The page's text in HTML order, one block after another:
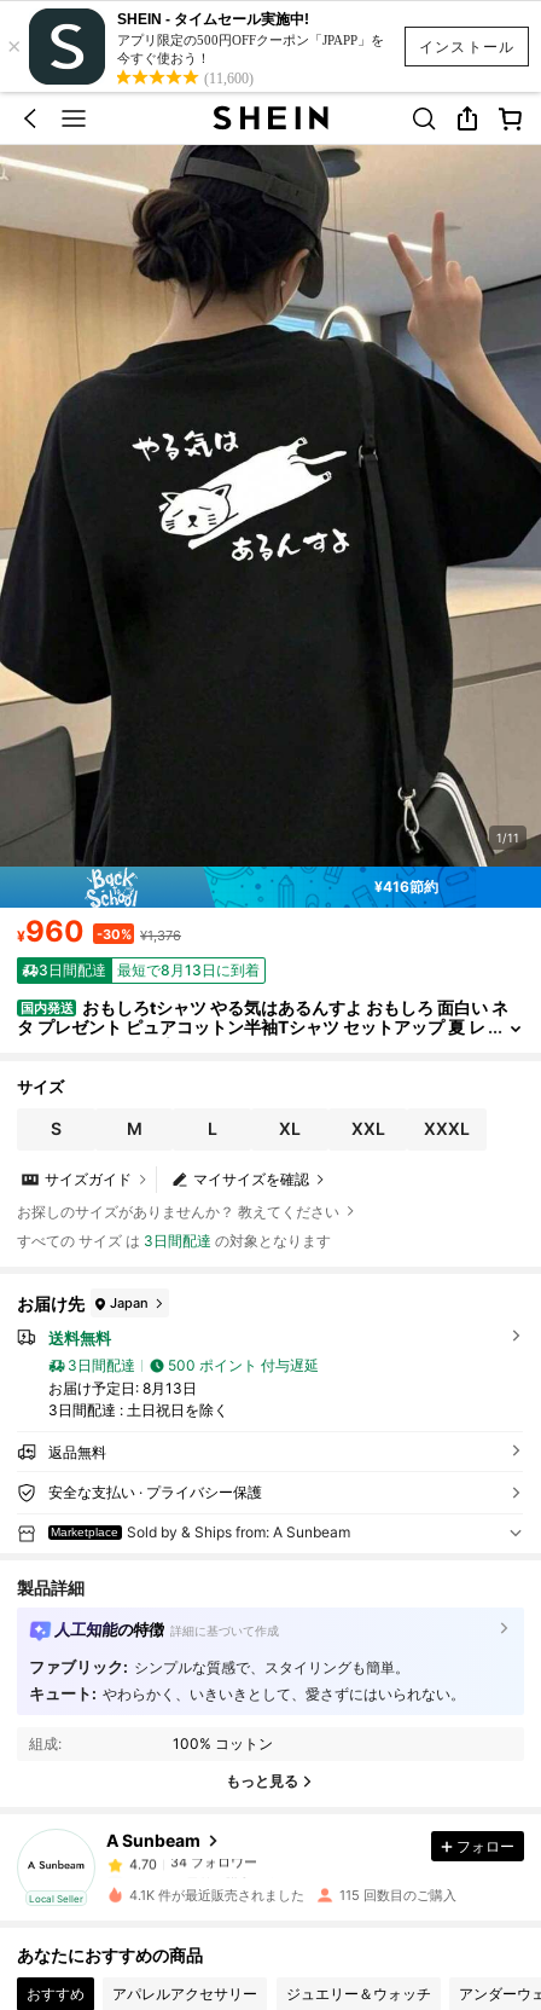
インストール
×
SHEIN - タイムセール実施中!
アプリ限定の500円OFFクーポン「JPAPP」を
今すぐ使おう！
(11,600)
1/11
¥416節約
¥960 -30% ¥1,376
3日間配達 最短で8月13日に到着
国内発送 おもしろtシャツ やる気はあるんすよ おもしろ 面白い ネ
タ プレゼント ピュアコットン半袖Tシャツ セットアップ 夏 レ
サイズ
S M L XL XXL XXXL
マイサイズを確認
サイズガイド
お探しのサイズがありませんか？ 教えてください
すべての サイズ は 3日間配達 の対象となります
お届け先 Japan
送料無料
3日間配達
500 ポイント 付与遅延
お届け予定日: 8月13日
3日間配達 : 土日祝日を除く
返品無料
安全な支払い · プライバシー保護
Marketplace Sold by & Ships from: A Sunbeam
製品詳細
人工知能の特徴 詳細に基づいて作成
ファブリック: シンプルな質感で、スタイリングも簡単。
キュート: やわらかく、いきいきとして、愛さずにはいられない。
組成: 100% コットン
もっと見る
Local Seller
A Sunbeam
4.70 34 フォロワー
34 フォロワー
4.70
34 フォロワー
n***2
は1日前に購入しました
4.70 34 フォロワー
フォロー
4.1K 件が最近販売されました 115 回数目のご購入
あなたにおすすめの商品
おすすめ アパレルアクセサリー ジュエリー＆ウォッチ アンダーウ